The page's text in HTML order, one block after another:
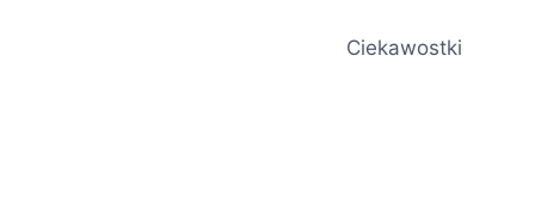
Ciekawostki